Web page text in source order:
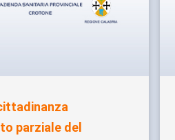
parziale del